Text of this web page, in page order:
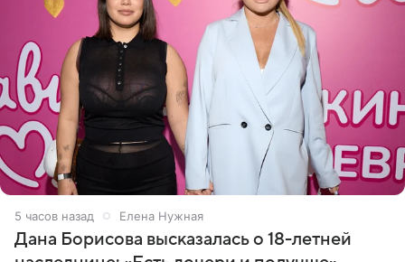
5 часов назад Елена Нужная
Дана Борисова высказалась о 18-летней